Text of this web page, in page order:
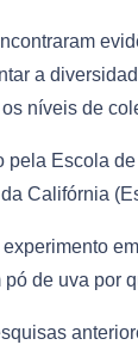
a
níveis de
pela Escola
Califórnia
de uva por